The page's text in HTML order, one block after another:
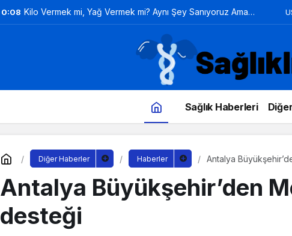
0:08 Kilo Vermek mi, Yağ Vermek mi? Aynı Şey Sanıyoruz Ama
Sağlık Haberleri
Diğer Haberler Haberler Antalya
Antalya Büyükşehir’den
desteği